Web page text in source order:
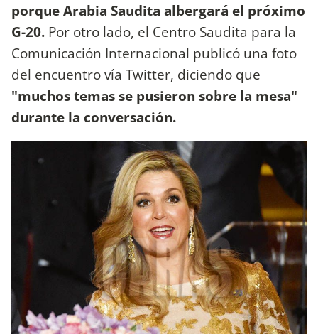
porque Arabia Saudita albergará el próximo
G-20. Por otro lado, el Centro Saudita para la
Comunicación Internacional publicó una foto
del encuentro vía Twitter, diciendo que
"muchos temas se pusieron sobre la mesa"
durante la conversación.